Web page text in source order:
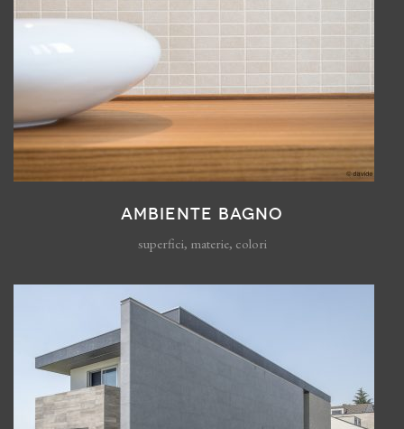
AMBIENTE BAGNO
superfici, materie, colori